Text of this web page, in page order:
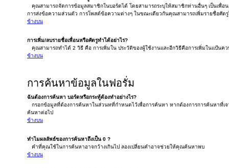
คุณสามารถจัดการข้อมูลสมาชิกในบอร์ดได้ โดยสามารถระบุให้สมาชิกท่านอื่นๆ เป็นเพื่อ
การส่งข้อความส่วนตัว การโพสต์ข้อความต่างๆ ในขณะเดียวกันคุณสามารถเพิ่มรายชื่อศั
ข้างบน
การเพิ่ม/ลบรายชื่อเพื่อนหรือศัตรูทำได้อย่าไร?
คุณสามารถทำได้ 2 วิธี คือ การเพิ่มใน ประวัติของผู้ใช้งานและอีกวิธีคือการเพิ่มในแป้นค
ข้างบน
การค้นหาข้อมูลในฟอรั่ม
ฉันต้องการค้นหา บอร์ดหรือกระทู้ต้องทำอย่างไร?
กรอกข้อมูลที่ต้องการค้นหาในส่วนทที่กำหนดไว้เพื่อการค้นหา หากต้องการการค้นหาที่เจา
ค้นหาต่อไป
ข้างบน
ทำไมผลลัพธ์ของการค้นหาถึงเป็น 0 ?
คำที่คุณใช้ในการค้นหาอาจกว้างเกินไป ลองเปลี่ยนคำอาจช่วยให้คุณค้นหาพบ
ข้างบน